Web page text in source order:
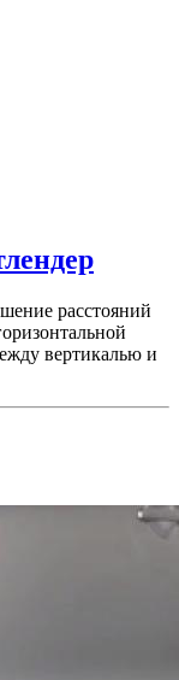
расстояний
вертикалью и